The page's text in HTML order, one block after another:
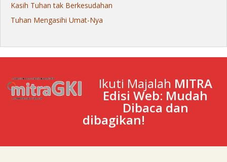
Kasih Tuhan tak Berkesudahan
Tuhan Mengasihi Umat-Nya
Ikuti Majalah MITRA
Edisi Web: Mudah
Dibaca dan
dibagikan!